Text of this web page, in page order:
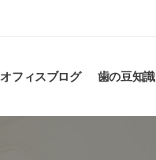
オフィスブログ 歯の豆知識